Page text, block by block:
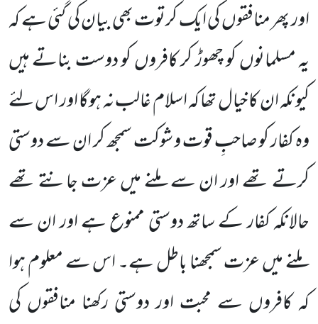
اور پھر منافقوں کی ایک کرتوت بھی بیان کی گئی ہے کہ
یہ مسلمانوں کو چھوڑ کر کافروں کو دوست بناتے ہیں
کیونکہ ان کا خیال تھا کہ اسلام غالب نہ ہوگا اور اس لئے
وہ کفار کو صاحبِ قوت و شوکت سمجھ کر ان سے دوستی
کرتے تھے اور ان سے ملنے میں عزت جانتے تھے
حالانکہ کفار کے ساتھ دوستی ممنوع ہے اور ان سے
ملنے میں عزت سمجھنا باطل ہے۔ اس سے معلوم ہوا
کہ کافروں سے محبت اور دوستی رکھنا منافقوں کی